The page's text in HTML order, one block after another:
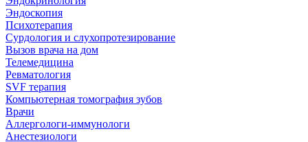
Эндоскопия
Психотерапия
Сурдология и слухопротезирование
Вызов врача на дом
Телемедицина
Ревматология
SVF терапия
Компьютерная томография зубов
Врачи
Аллергологи-иммунологи
Анестезиологи